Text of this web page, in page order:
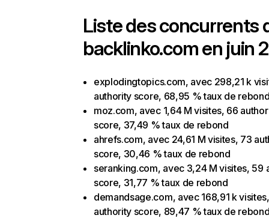
Liste des concurrents
backlinko.com en juin
explodingtopics.com, avec 298,21 k
authority score, 68,95 % taux de
moz.com, avec 1,64 M visites, 66
score, 37,49 % taux de rebond
ahrefs.com, avec 24,61 M visites, 73
score, 30,46 % taux de rebond
seranking.com, avec 3,24 M visites, 59
score, 31,77 % taux de rebond
demandsage.com, avec 168,91 k
authority score, 89,47 % taux de